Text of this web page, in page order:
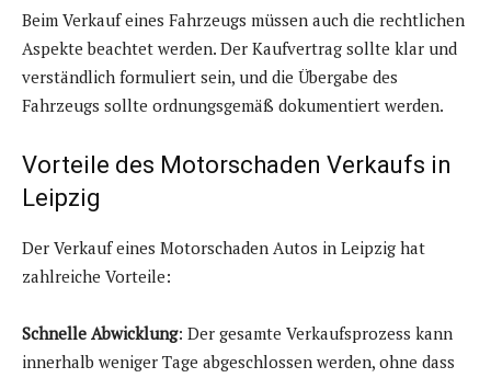
Beim Verkauf eines Fahrzeugs müssen auch die rechtlichen
Aspekte beachtet werden. Der Kaufvertrag sollte klar und
verständlich formuliert sein, und die Übergabe des
Fahrzeugs sollte ordnungsgemäß dokumentiert werden.
Vorteile des Motorschaden Verkaufs in
Leipzig
Der Verkauf eines Motorschaden Autos in Leipzig hat
zahlreiche Vorteile:
Schnelle Abwicklung: Der gesamte Verkaufsprozess kann
innerhalb weniger Tage abgeschlossen werden, ohne dass